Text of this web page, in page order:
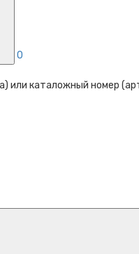
0
или каталожный номер